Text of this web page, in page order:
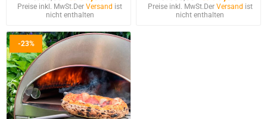
Preise inkl. MwSt. DerVersand ist
nicht enthalten
Preise inkl. MwSt. Der Versand ist
nicht enthalten
-23%